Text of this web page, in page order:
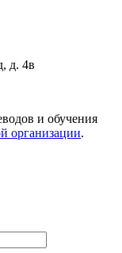
д. 4в
и обучения
организации.